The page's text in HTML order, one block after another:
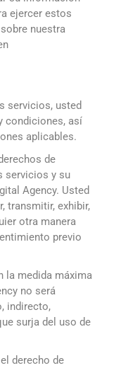
ejercer estos
nuestra
servicios, usted
condiciones, así
aplicables.
de
servicios y su
Agency. Usted
transmitir, exhibir,
otra manera
previo
la medida máxima
no será
indirecto,
surja del uso de
derecho de